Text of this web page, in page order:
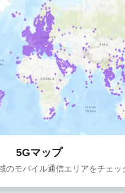
5Gマップ
のモバイル通信エリアをチェッ